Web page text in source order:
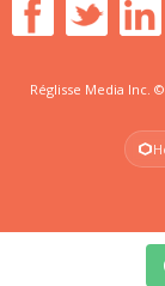
Réglisse Media Inc.